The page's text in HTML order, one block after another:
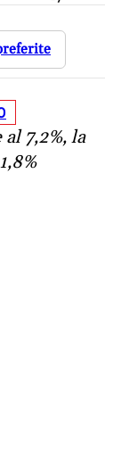
7,2%, la